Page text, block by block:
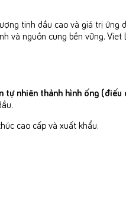
tinh dầu cao và giá trị ứng
và nguồn cung bền vững.
tự nhiên thành hình ống (điếu
cao cấp và xuất khẩu.